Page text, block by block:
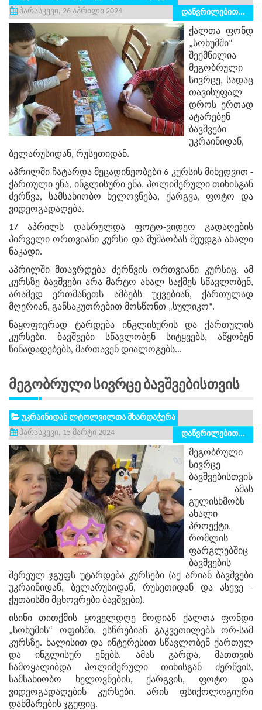
პარასკევი, 26 აპრილი 2024
დაწვრილებით...
ქალთა ფონდ
„სოხუმში“
შექმნილია
მეგობრული
სივრცე, სადაც
თავისუფალ
დროს ერთად
ატარებენ
ბავშვები
უკრაინიდან,
ბელარუსიდან, რუსეთიდან.
აპრილში ჩატარდა მეცადინეობები 6 კურსის მიხედვით -
ქართული ენა, ინგლისური ენა, პოლიმერული თიხისგან
ძერწვა, სამსახიობო ხელოვნება, ქარგვა, ფოტო და
ვიდეოგადაღება.
17 აპრილს დასრულდა ფოტო-ვიდეო გადაღების
პირველი ორთვიანი კურსი და მუშაობას შეუდგა ახალი
ნაკადი.
აპრილში მთავრდება ძერწვის ორთვიანი კურსიც. ამ
კურსზე ბავშვები არა მარტო ახალ საქმეს სწავლობენ,
არამედ ერთმანეთს ამბებს უყვებიან, ქართულად
მღერიან, განსაკუთრებით მოსწონთ „სულიკო“.
ნაყოფიერად ტარდება ინგლისურის და ქართულის
კურსები. ბავშვები სწავლობენ სიტყვებს, აწყობენ
წინადადებებს, მართავენ დიალოგებს...
Მეგობრული Სივრცე Ბავშვებისთვის
უკრაინიდან ლტოლვილთა მხარდაჭერა
პარასკევი, 15 მარტი 2024
დაწვრილებით...
მეგობრული
სივრცე
ბავშვებისთვის
- ამას
გულისხმობს
ახალი
პროექტი,
რომლის
ფარგლებშიც
ბავშვების
შერეულ ჯგუფს უტარდება კურსები (აქ არიან ბავშვები
უკრაინიდან, ბელარუსიდან, რუსეთიდან და ასევე -
ქუთაისში მცხოვრები ბავშვები).
ისინი თითქმის ყოველდღე მოდიან ქალთა ფონდი
„სოხუმის“ ოფისში, ესწრებიან გაკვეთილებს ორ-სამ
კურსზე. ხალისით და ინტერესით სწავლობენ ქართულ
და ინგლისურ ენებს. ამას გარდა, მათთვის
ჩამოყალიბდა პოლიმერული თიხისგან ძერწვის,
სამსახიობო ხელოვნების, ქარგვის, ფოტო და
ვიდეოგადაღების კურსები. არის ფსიქოლოგიური
დახმარების ჯგუფიც.